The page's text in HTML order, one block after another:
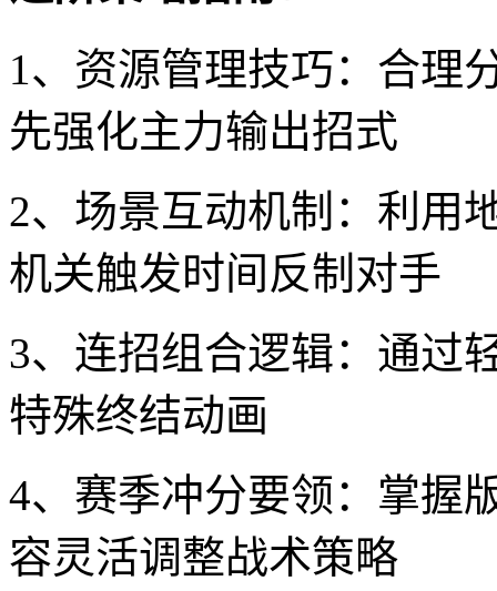
进阶策略指南：
1、资源管理技巧：合理
先强化主力输出招式
2、场景互动机制：利用